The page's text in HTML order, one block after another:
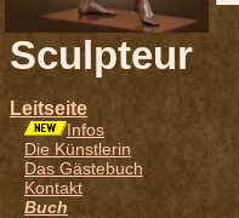
Sculpteur
Leitseite
Infos
Die Künstlerin
Das Gästebuch
Kontakt
Buch